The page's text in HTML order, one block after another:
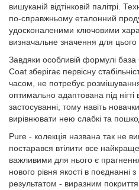
вишуканій відтінковій палітрі.
по-справжньому еталонний
удосконаленими ключовими
визначальне значення для цього
Завдяки особливій формулі
Coat зберігає первісну
часом, не потребує
оптимально адаптована під нігті
застосуванні, тому навіть
вирівнювати нею слабкі та
Pure - колекція названа так не
постарався втілити все найкраще
важливими для нього є
нового рівня якості в
результатом - виразним